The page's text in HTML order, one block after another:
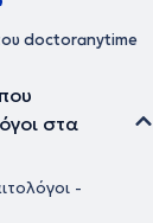
doctoranytime
στα
-